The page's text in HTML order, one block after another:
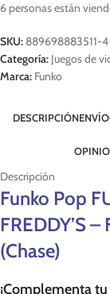
6 personas están
SKU: 889698883511-4
Categoría: Juegos de
Marca: Funko
DESCRIPCIÓNENVÍO
Descripción
Funko Pop
FREDDY’S
(Chase)
¡Complementa